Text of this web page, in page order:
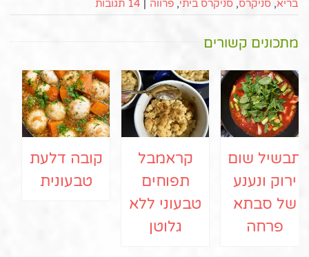
בריא, סניקרס, סניקרס ביתי, פרווה | 14 תגובות
מתכונים קשורים
קובה דלעת
טבעונית
קראמבל
תפוחים
טבעוני ללא
גלוטן
תבשיל שום
ירוק ונענע
של סבתא
פרחה